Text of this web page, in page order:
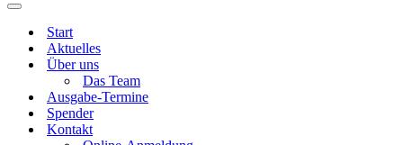
Navigationsmenü
Start
Aktuelles
Über uns
Das Team
Ausgabe-Termine
Spender
Kontakt